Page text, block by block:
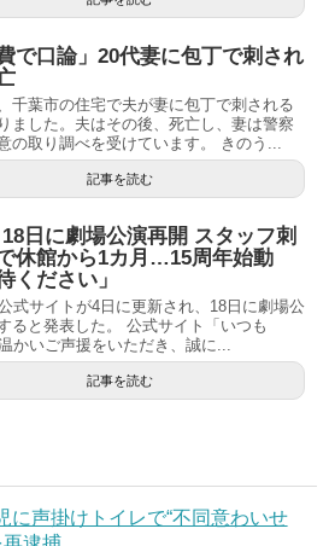
で口論」20代妻に包丁で刺され
千葉市の住宅で夫が妻に包丁で刺される
ました。夫はその後、死亡し、妻は警察
の取り調べを受けています。 きのう...
記事を読む
日に劇場公演再開 スタッフ刺
休館から1カ月…15周年始動
ください」
式サイトが4日に更新され、18日に劇場公
ると発表した。 公式サイト「いつも
かいご声援をいただき、誠に...
記事を読む
に声掛けトイレで“不同意わいせ